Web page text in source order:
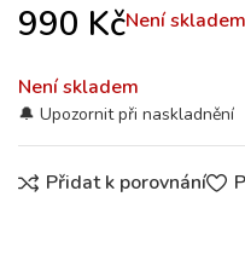
990 KčNení skladem
Není skladem
Přidat k porovnání